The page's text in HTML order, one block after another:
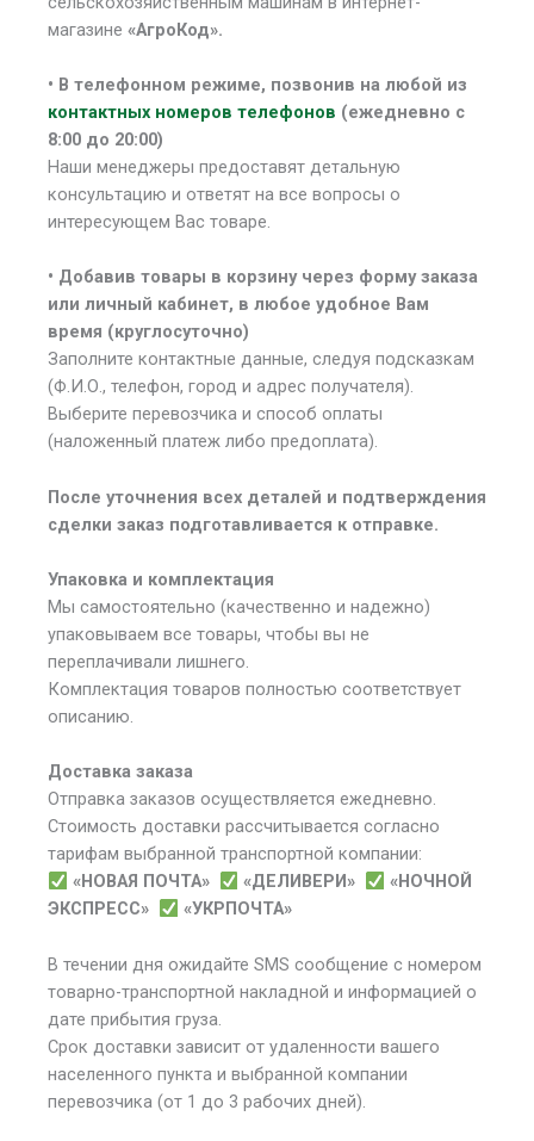
магазине «АгроКод».
• В телефонном режиме, позвонив на любой из
контактных номеров телефонов (ежедневно с
8:00 до 20:00)
Наши менеджеры предоставят детальную
консультацию и ответят на все вопросы о
интересующем Вас товаре.
• Добавив товары в корзину через форму заказа
или личный кабинет, в любое удобное Вам
время (круглосуточно)
Заполните контактные данные, следуя подсказкам
(Ф.И.О., телефон, город и адрес получателя).
Выберите перевозчика и способ оплаты
(наложенный платеж либо предоплата).
После уточнения всех деталей и подтверждения
сделки заказ подготавливается к отправке.
Упаковка и комплектация
Мы самостоятельно (качественно и надежно)
упаковываем все товары, чтобы вы не
переплачивали лишнего.
Комплектация товаров полностью соответствует
описанию.
Доставка заказа
Отправка заказов осуществляется ежедневно.
Стоимость доставки рассчитывается согласно
тарифам выбранной транспортной компании:
«НОВАЯ ПОЧТА»
«ДЕЛИВЕРИ»
«НОЧНОЙ
ЭКСПРЕСС»
«УКРПОЧТА»
В течении дня ожидайте SMS сообщение с номером
товарно-транспортной накладной и информацией о
дате прибытия груза.
Срок доставки зависит от удаленности вашего
населенного пункта и выбранной компании
перевозчика (от 1 до 3 рабочих дней).